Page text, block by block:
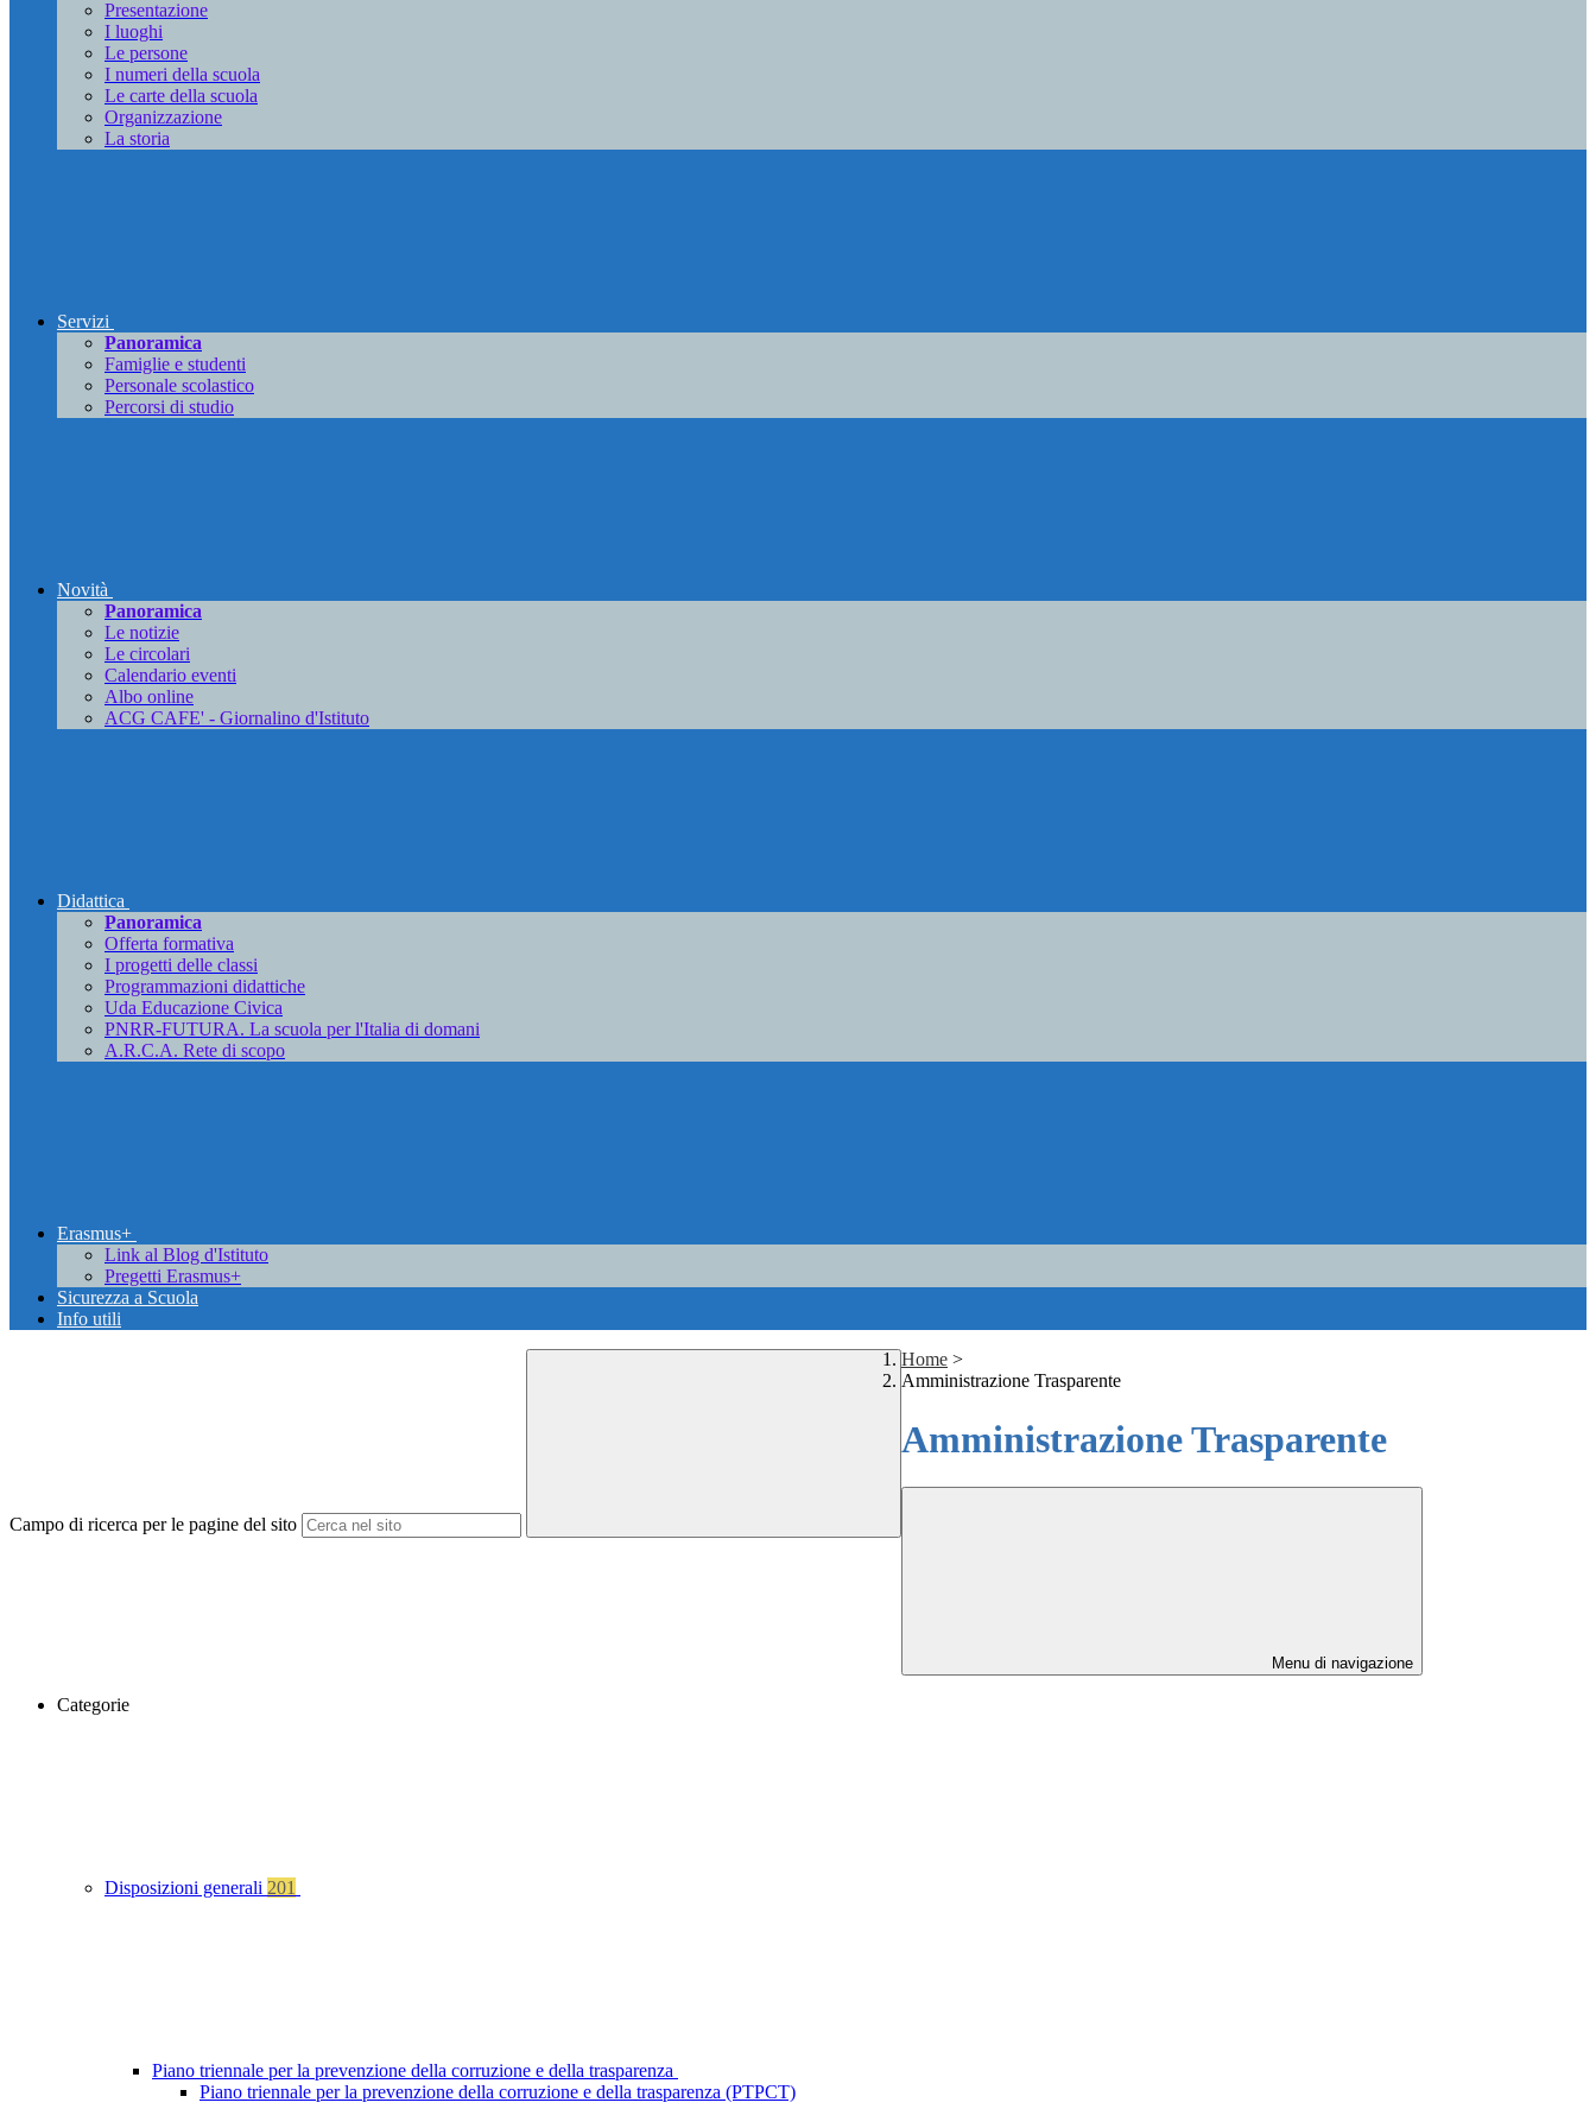
Presentazione
I luoghi
Le persone
I numeri della scuola
Le carte della scuola
Organizzazione
La storia
Servizi
Panoramica
Famiglie e studenti
Personale scolastico
Percorsi di studio
Novità
Panoramica
Le notizie
Le circolari
Calendario eventi
Albo online
ACG CAFE' - Giornalino d'Istituto
Didattica
Panoramica
Offerta formativa
I progetti delle classi
Programmazioni didattiche
Uda Educazione Civica
PNRR-FUTURA. La scuola per l'Italia di domani
A.R.C.A. Rete di scopo
Erasmus+
Link al Blog d'Istituto
Pregetti Erasmus+
Sicurezza a Scuola
Info utili
Campo di ricerca per le pagine del sito
Home >
Amministrazione Trasparente
Amministrazione Trasparente
Menu di navigazione
Categorie
Disposizioni generali 201
Piano triennale per la prevenzione della corruzione e della trasparenza
Piano triennale per la prevenzione della corruzione e della trasparenza (PTPCT)